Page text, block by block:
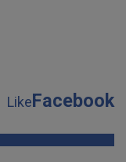
LikeFacebook